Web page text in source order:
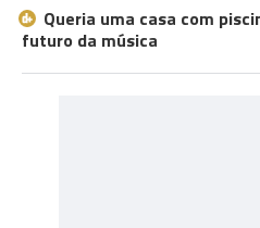
Queria uma casa com
futuro da música